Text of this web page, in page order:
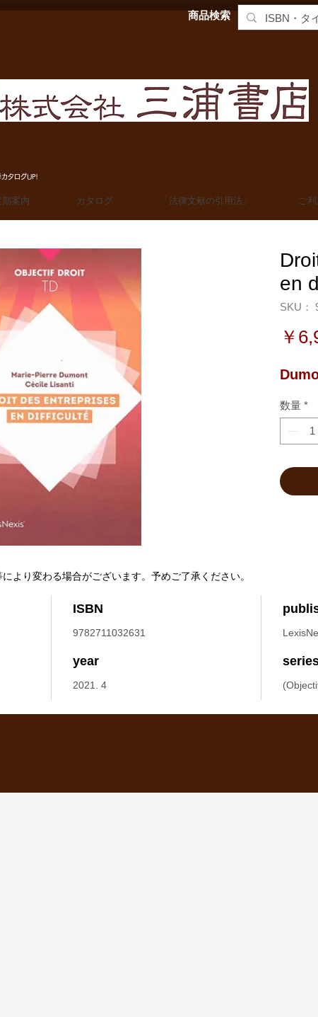
商品検索
カタログUP!
期案内 カタログ 「法律文献の引用法」 ご
en
SKU：
￥
数量 *
ISBN
9782711032631
year
2021. 4
より変わる場合がございます。予めご了承ください。